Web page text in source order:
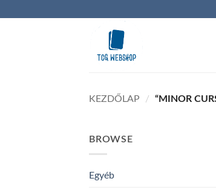
KEZDŐLAP / “MINOR
BROWSE
Egyéb